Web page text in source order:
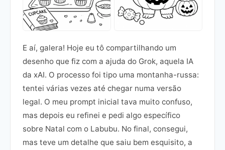
E aí, galera! Hoje eu tô compartilhando um
desenho que fiz com a ajuda do Grok, aquela IA
da xAI. O processo foi tipo uma montanha-russa:
tentei várias vezes até chegar numa versão
legal. O meu prompt inicial tava muito confuso,
mas depois eu refinei e pedi algo específico
sobre Natal com o Labubu. No final, consegui,
mas teve um detalhe que saiu bem esquisito, a